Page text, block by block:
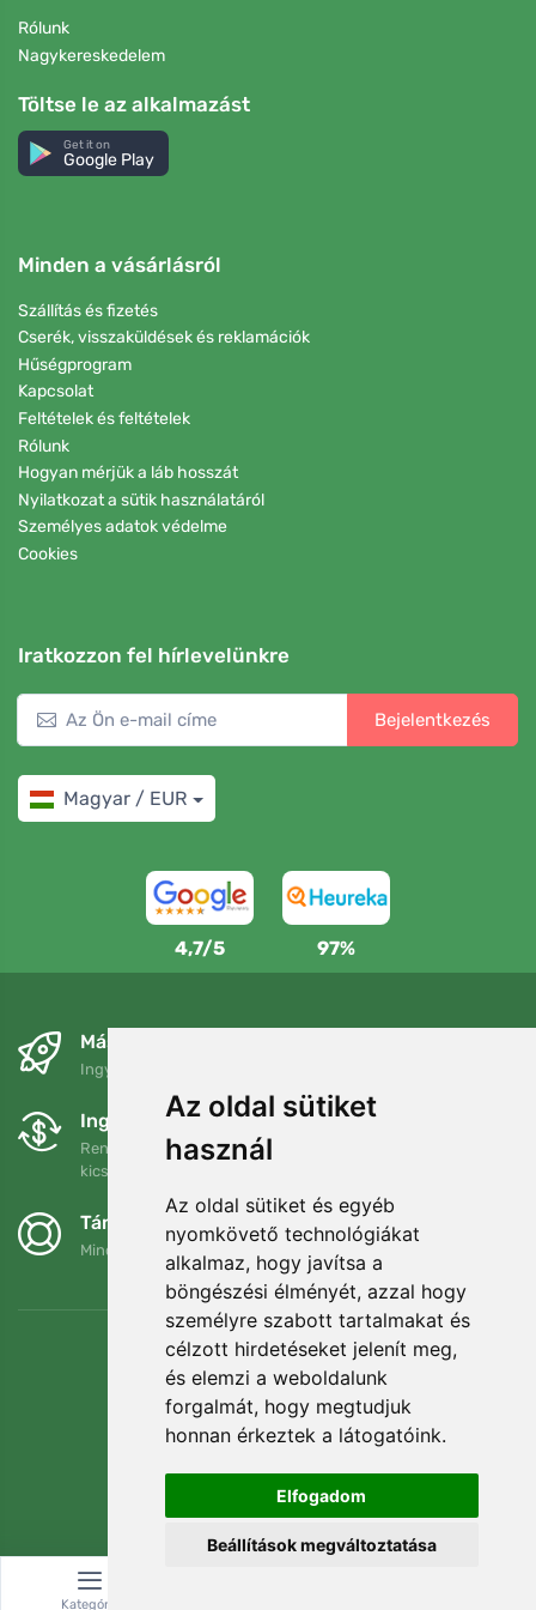
Az oldal sütiket
használ
Az oldal sütiket és egyéb
nyomkövető technológiákat
alkalmaz, hogy javítsa a
böngészési élményét, azzal hogy
személyre szabott tartalmakat és
célzott hirdetéseket jelenít meg,
és elemzi a weboldalunk
forgalmát, hogy megtudjuk
honnan érkeztek a látogatóink.
Elfogadom
Beállítások megváltoztatása
Rólunk
Nagykereskedelem
Töltse le az alkalmazást
Get it on
Google Play
Minden a vásárlásról
Szállítás és fizetés
Cserék, visszaküldések és reklamációk
Hűségprogram
Kapcsolat
Feltételek és feltételek
Rólunk
Hogyan mérjük a láb hosszát
Nyilatkozat a sütik használatáról
Személyes adatok védelme
Cookies
Iratkozzon fel hírlevelünkre
Bejelentkezés
Magyar / EUR
4,7/5 97%
Másnapra és ingyenesen
Ingyenes szállítás a következő összeg felett: 80 EUR
Ingyenes csere és visszaküldés
Rendelését 90 napon belül bármikor visszaküldheti vagy
kicserélheti.
Támogatjuk a Trees.org-ot
Minden megrendelésért ültetünk egy fát! Bővebben
Kategória